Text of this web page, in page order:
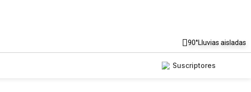
90°Lluvias aisladas
Suscriptores